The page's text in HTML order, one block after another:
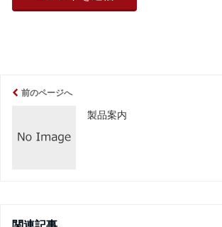
前のページへ
製品案内